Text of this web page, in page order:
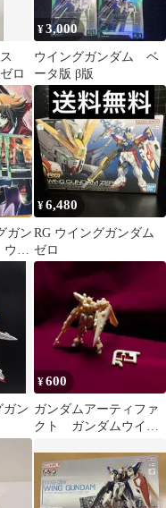
ス
ロ
¥3,000
ウイングガンダム ベ
ータ版 β版
ガン
イ
¥6,480
RG ウイングガンダム
ゼロ
ガン
¥600
ガンダムアーティファ
クト ガンダムウイン